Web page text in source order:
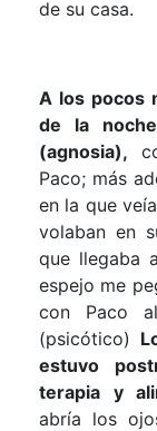
de su casa.
A los pocos
de la
(agnosia),
Paco; más
en la que
volaban en
que llegaba
espejo me
con Paco
(psicótico)
estuvo
terapia y
abría los